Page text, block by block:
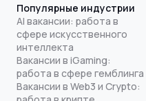
Популярные индустрии
AI вакансии: работа в
сфере искусственного
интеллекта
Вакансии в iGaming:
работа в сфере гемблинга
Вакансии в Web3 и Crypto: